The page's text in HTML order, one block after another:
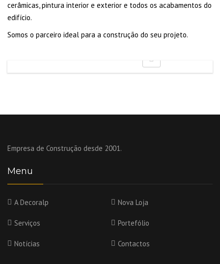
cerâmicas, pintura interior e exterior e todos os acabamentos do
edifício.
Somos o parceiro ideal para a construção do seu projeto.
Empresa de Construção desde 2001.
Menu
A Decoralp Nova Loja
Serviços Portefólio
Notícias Contactos